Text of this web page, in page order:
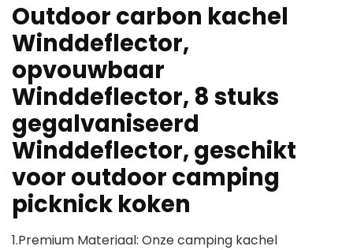
Outdoor carbon kachel
Winddeflector,
opvouwbaar
Winddeflector, 8 stuks
gegalvaniseerd
Winddeflector, geschikt
voor outdoor camping
picknick koken
1.Premium Materiaal: Onze camping kachel